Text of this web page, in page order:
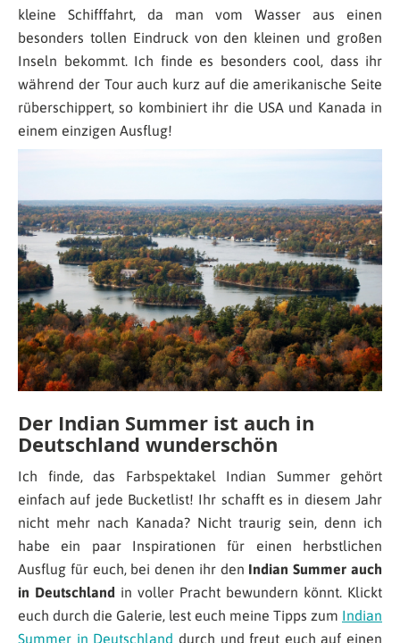
kleine Schifffahrt, da man vom Wasser aus einen
besonders tollen Eindruck von den kleinen und großen
Inseln bekommt. Ich finde es besonders cool, dass ihr
während der Tour auch kurz auf die amerikanische Seite
rüberschippert, so kombiniert ihr die USA und Kanada in
einem einzigen Ausflug!
Der Indian Summer ist auch in
Deutschland wunderschön
Ich finde, das Farbspektakel Indian Summer gehört
einfach auf jede Bucketlist! Ihr schafft es in diesem Jahr
nicht mehr nach Kanada? Nicht traurig sein, denn ich
habe ein paar Inspirationen für einen herbstlichen
Ausflug für euch, bei denen ihr den Indian Summer auch
in Deutschland in voller Pracht bewundern könnt. Klickt
euch durch die Galerie, lest euch meine Tipps zum Indian
Summer in Deutschland durch und freut euch auf einen